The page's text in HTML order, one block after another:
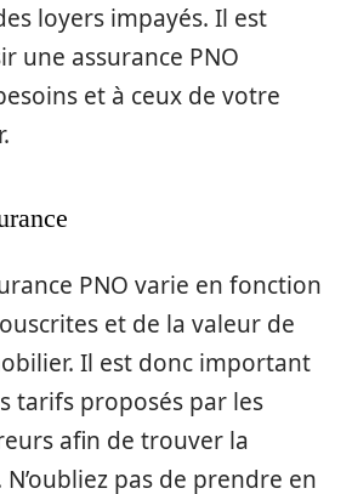
loyers impayés. Il est
une assurance PNO
et à ceux de votre
PNO varie en fonction
et de la valeur de
Il est donc important
tarifs proposés par les
afin de trouver la
pas de prendre en